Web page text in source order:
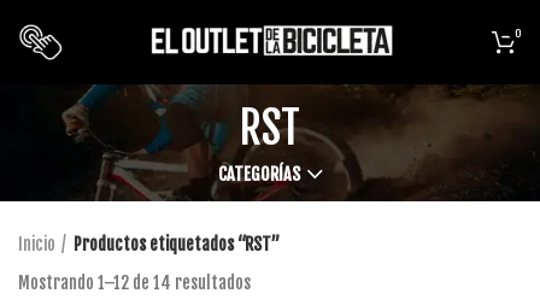
0
RST
CATEGORÍAS
Inicio
Productos etiquetados “RST”
Mostrando 1–12 de 14 resultados